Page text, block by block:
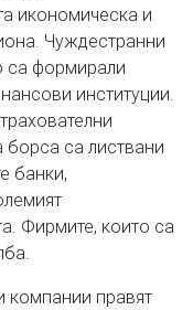
икономическа и
Чуждестранни
са формирали
институции.
са листвани
банки,
Фирмите, които са
компании правят